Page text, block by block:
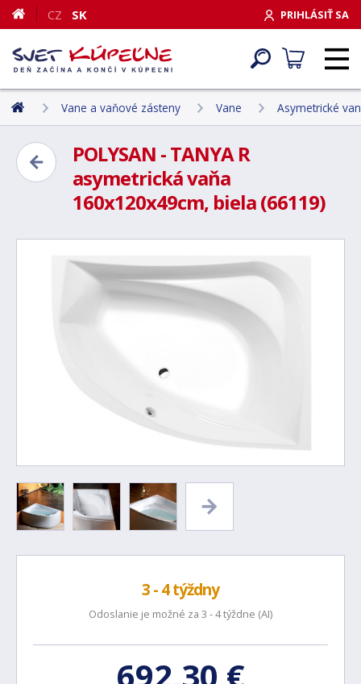
PRIHLÁSIŤ SA
CZ SK
Vane a vaňové zásteny Vane Asymetrické
POLYSAN - TANYA R
asymetrická vaňa
160x120x49cm, biela (66119)
3 - 4 týždny
Odoslanie je možné za 3 - 4 týždne (AI)